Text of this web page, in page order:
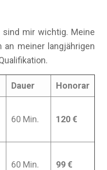
sind mir wichtig. Meine
an meiner langjährigen
Dauer Honorar
60 Min. 120 €
60 Min. 99 €